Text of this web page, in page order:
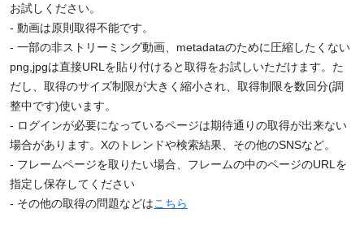
お試しください。
- 動画は原則取得不能です。
- 一部の非ストリーミング動画、metadataのために圧縮したくない
png,jpgは直接URLを貼り付けると取得をお試しいただけます。た
だし、取得のサイズ制限が大きく縮小され、取得制限を数回分(調
整中です)使います。
- ログインが必要になっているページは期待通りの取得が出来ない
場合があります。Xのトレンドや検索結果、その他のSNSなど。
- フレームページを取りたい場合、フレームの中のページのURLを
指定し保存してください
- その他の取得の問題などはこちら